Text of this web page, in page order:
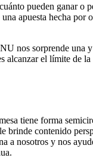
pueden ganar o
apuesta hecha por
nos sorprende una
el límite de
tiene forma
brinde contenido
a nosotros y nos